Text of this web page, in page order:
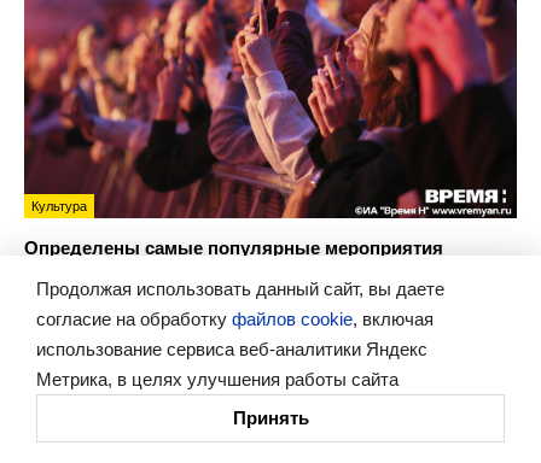
Культура
Определены самые популярные мероприятия
Рекомендуем
Продолжая использовать данный сайт, вы даете
согласие на обработку файлов cookie, включая
использование сервиса веб-аналитики Яндекс
Метрика, в целях улучшения работы сайта
Принять